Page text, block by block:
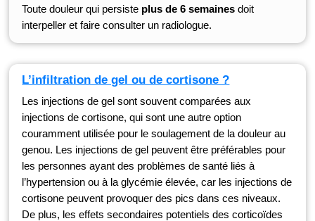
Toute douleur qui persiste plus de 6 semaines doit
interpeller et faire consulter un radiologue.
L’infiltration de gel ou de cortisone ?
Les injections de gel sont souvent comparées aux
injections de cortisone, qui sont une autre option
couramment utilisée pour le soulagement de la douleur au
genou. Les injections de gel peuvent être préférables pour
les personnes ayant des problèmes de santé liés à
l’hypertension ou à la glycémie élevée, car les injections de
cortisone peuvent provoquer des pics dans ces niveaux.
De plus, les effets secondaires potentiels des corticoïdes